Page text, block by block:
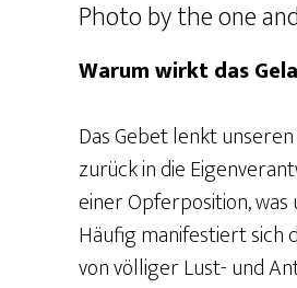
Photo by the one
Warum wirkt das
Das Gebet lenkt
zurück in die
einer Opferposition,
Häufig manifestiert sich
von völliger Lust- und